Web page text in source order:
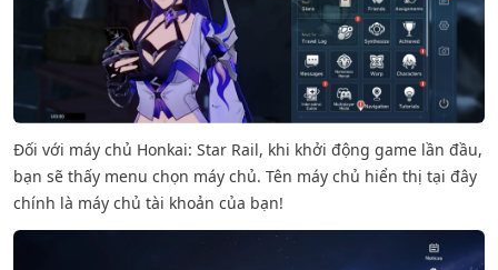
Đối với máy chủ Honkai: Star Rail, khi khởi động game lần đầu,
bạn sẽ thấy menu chọn máy chủ. Tên máy chủ hiển thị tại đây
chính là máy chủ tài khoản của bạn!